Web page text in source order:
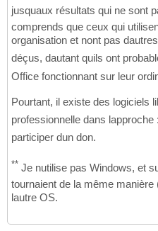
jusquaux résultats qui ne sont
comprends que ceux qui
organisation et nont pas
déçus, dautant quils ont
Office fonctionnant sur leur
Pourtant, il existe des logiciels
professionnelle dans
participer dun don.
** Je nutilise pas Windows, et
tournaient de la même
lautre OS.